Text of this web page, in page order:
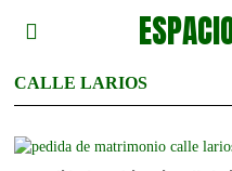
CALLE LARIOS